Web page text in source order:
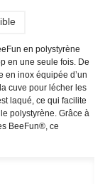
en polystyrène
en une seule fois. De
en inox équipée d’un
cuve pour lécher les
laqué, ce qui facilite
polystyrène. Grâce à
BeeFun®, ce